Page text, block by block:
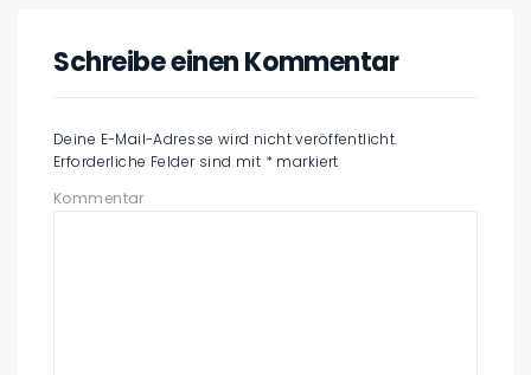
Schreibe einen Kommentar
Deine E-Mail-Adresse wird nicht veröffentlicht.
Erforderliche Felder sind mit * markiert
Kommentar